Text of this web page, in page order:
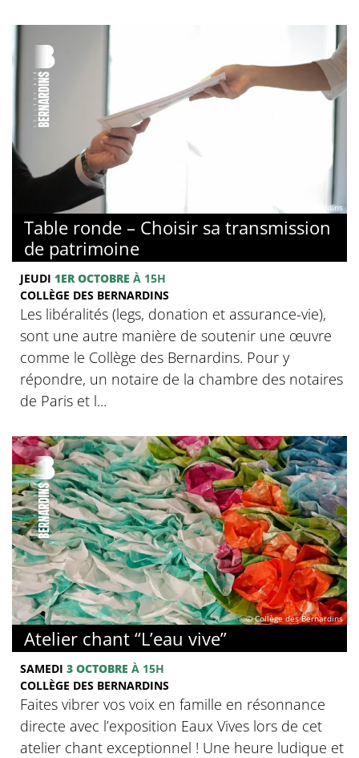
© Collège des Bernardins
Table ronde – Choisir sa transmission
de patrimoine
JEUDI 1ER OCTOBRE À 15H
COLLÈGE DES BERNARDINS
Les libéralités (legs, donation et assurance-vie),
sont une autre manière de soutenir une œuvre
comme le Collège des Bernardins. Pour y
répondre, un notaire de la chambre des notaires
de Paris et l...
© Collège des Bernardins
Atelier chant “L’eau vive”
SAMEDI 3 OCTOBRE À 15H
COLLÈGE DES BERNARDINS
Faites vibrer vos voix en famille en résonnance
directe avec l’exposition Eaux Vives lors de cet
atelier chant exceptionnel ! Une heure ludique et